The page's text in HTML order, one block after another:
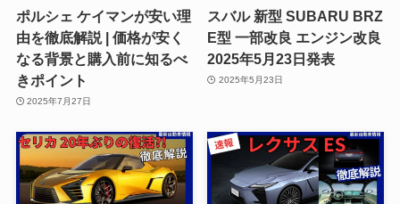
ポルシェ ケイマンが安い理
由を徹底解説 | 価格が安く
なる背景と購入前に知るべ
きポイント
2025年7月27日
スバル 新型 SUBARU BRZ
E型 一部改良 エンジン改良
2025年5月23日発表
2025年5月23日